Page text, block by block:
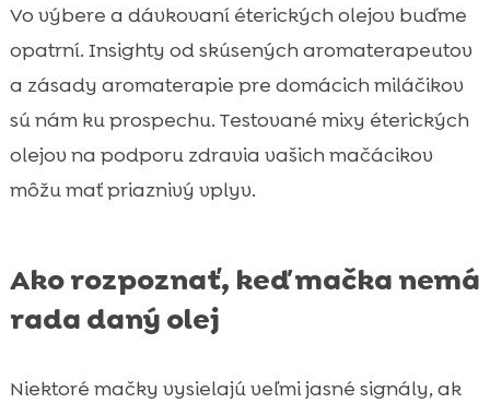
Vo výbere a dávkovaní éterických olejov buďme
opatrní. Insighty od skúsených aromaterapeutov
a zásady aromaterapie pre domácich miláčikov
sú nám ku prospechu. Testované mixy éterických
olejov na podporu zdravia vašich mačácikov
môžu mať priaznivý vplyv.
Ako rozpoznať, keď mačka nemá
rada daný olej
Niektoré mačky vysielajú veľmi jasné signály, ak